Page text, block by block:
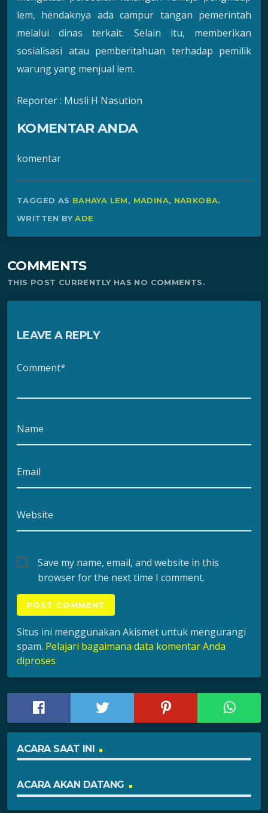
lem, hendaknya ada campur tangan pemerintah
melalui dinas terkait. Selain itu, memberikan
sosialisasi atau pemberitahuan terhadap pemilik
warung yang menjual lem.
Reporter : Musli H Nasution
KOMENTAR ANDA
komentar
TAGGED AS BAHAYA LEM, MADINA, NARKOBA.
WRITTEN BYADE
COMMENTS
THIS POST CURRENTLY HAS NO COMMENTS.
LEAVE A REPLY
Comment*
Name
Email
Website
Save my name, email, and website in this
browser for the next time I comment.
Situs ini menggunakan Akismet untuk mengurangi
spam. Pelajari bagaimana data komentar Anda
diproses
ACARA SAAT INI
ACARA AKAN DATANG